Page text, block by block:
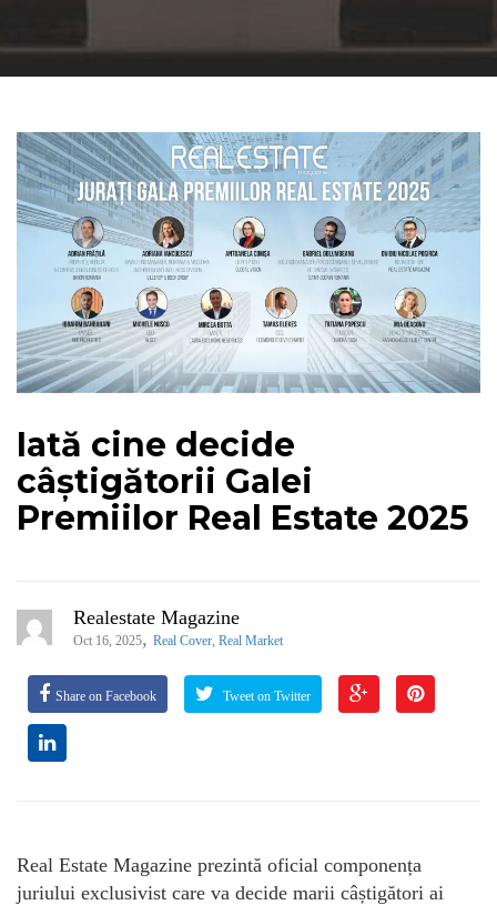
Iată cine decide
câștigătorii Galei
Premiilor Real Estate 2025
Realestate Magazine
Oct 16, 2025, Real Cover Real Market
Share on Facebook Tweet on Twitter
Real Estate Magazine prezintă oficial componența
juriului exclusivist care va decide marii câștigători ai